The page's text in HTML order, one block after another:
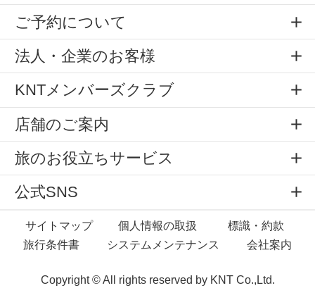
ご予約について
法人・企業のお客様
KNTメンバーズクラブ
店舗のご案内
旅のお役立ちサービス
公式SNS
サイトマップ 個人情報の取扱
標識・約款
旅行条件書
システムメンテナンス 会社案内
Copyright © All rights reserved by KNT Co.,Ltd.